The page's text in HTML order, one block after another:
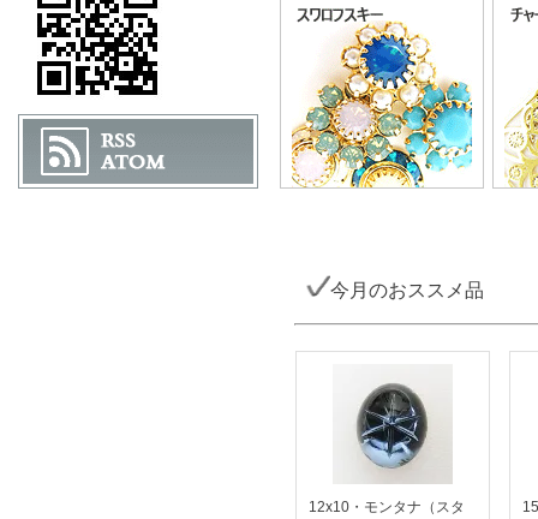
今月のおススメ品
12x10・モンタナ（スタ